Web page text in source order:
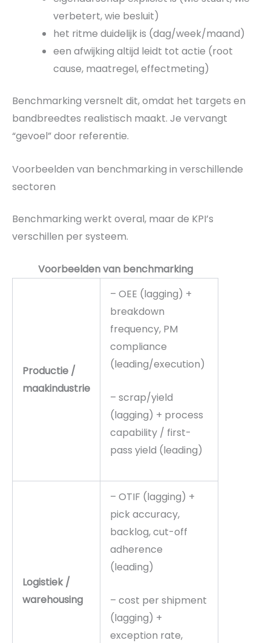
verbetert, wie besluit)
het ritme duidelijk is (dag/week/maand)
een afwijking altijd leidt tot actie (root
cause, maatregel, effectmeting)
Benchmarking versnelt dit, omdat het targets en
bandbreedtes realistisch maakt. Je vervangt
“gevoel” door referentie.
Voorbeelden van benchmarking in verschillende
sectoren
Benchmarking werkt overal, maar de KPI’s
verschillen per systeem.
Voorbeelden van benchmarking
Productie /
maakindustrie
– OEE (lagging) +
breakdown
frequency, PM
compliance
(leading/execution)
– scrap/yield
(lagging) + process
capability / first-
pass yield (leading)
Logistiek /
warehousing
– OTIF (lagging) +
pick accuracy,
backlog, cut-off
adherence
(leading)
– cost per shipment
(lagging) +
exception rate,